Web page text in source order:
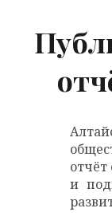
отчёт
и